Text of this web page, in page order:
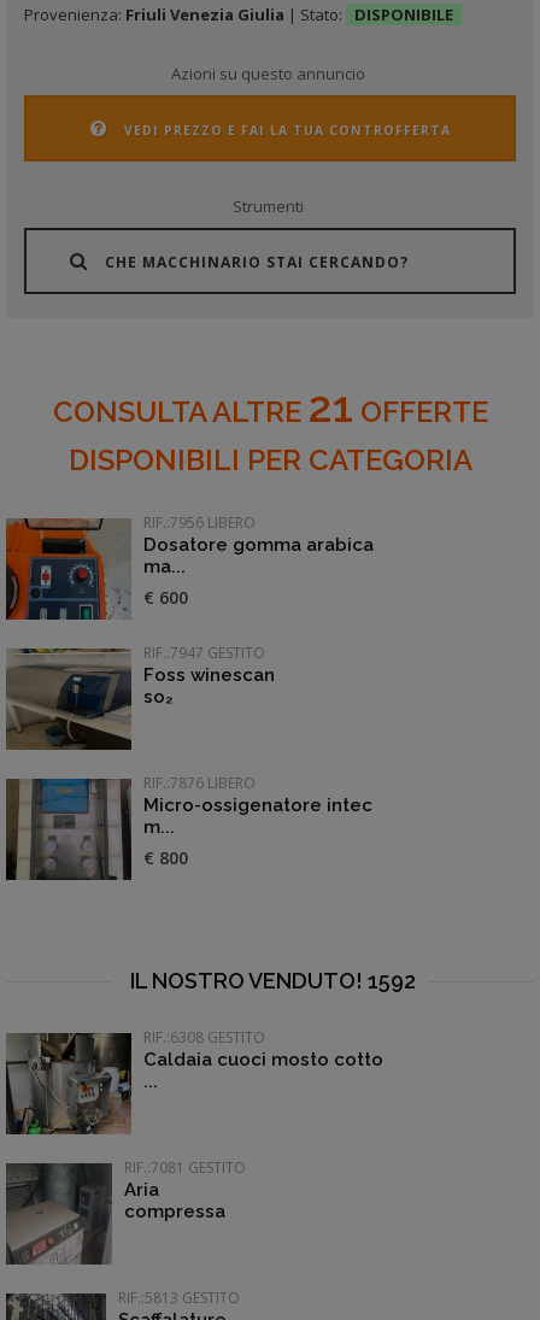
Provenienza: Friuli Venezia Giulia | Stato: DISPONIBILE
Azioni su questo annuncio
VEDI PREZZO E FAI LA TUA CONTROFFERTA
Strumenti
CHE MACCHINARIO STAI CERCANDO?
CONSULTA ALTRE 21 OFFERTE
DISPONIBILI PER CATEGORIA
RIF.:7956 LIBERO
Dosatore gomma arabica
ma...
€ 600
RIF.:7947 GESTITO
Foss winescan
so₂
RIF.:7876 LIBERO
Micro-ossigenatore intec
m...
€ 800
IL NOSTRO VENDUTO! 1592
RIF.:6308 GESTITO
Caldaia cuoci mosto cotto
...
RIF.:7081 GESTITO
Aria
compressa
RIF.:5813 GESTITO